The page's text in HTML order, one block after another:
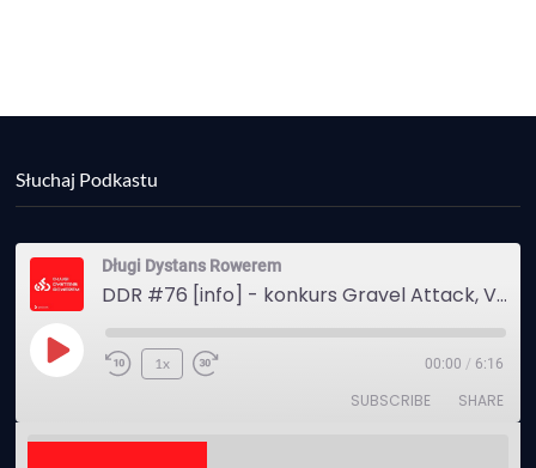
Słuchaj Podkastu
Długi Dystans Rowerem
DDR #76 [info] - konkurs Gravel Attack, Varmia Gravel, Bike Expo, Inspire India Ultra Race
Play
1x 00:00 / 6:16
SUBSCRIBE SHARE